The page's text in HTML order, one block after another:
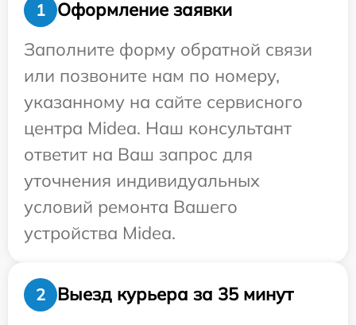
1
Оформление заявки
Заполните форму обратной связи
или позвоните нам по номеру,
указанному на сайте сервисного
центра Midea. Наш консультант
ответит на Ваш запрос для
уточнения индивидуальных
условий ремонта Вашего
устройства Midea.
2
Выезд курьера за 35 минут